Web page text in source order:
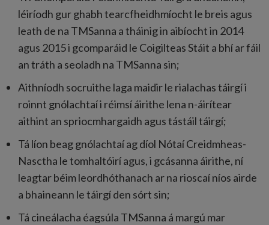
léiríodh gur ghabh tearcfheidhmíocht le breis agus
leath de na TMSanna a tháinig in aibíocht in 2014
agus 2015 i gcomparáid le Coigilteas Stáit a bhí ar fáil
an tráth a seoladh na TMSanna sin;
Aithníodh socruithe laga maidir le rialachas táirgí i
roinnt gnólachtaí i réimsí áirithe lena n-áirítear
aithint an spriocmhargaidh agus tástáil táirgí;
Tá líon beag gnólachtaí ag díol Nótaí Creidmheas-
Nasctha le tomhaltóirí agus, i gcásanna áirithe, ní
leagtar béim leordhóthanach ar na rioscaí níos airde
a bhaineann le táirgí den sórt sin;
Tá cineálacha éagsúla TMSanna á margú mar